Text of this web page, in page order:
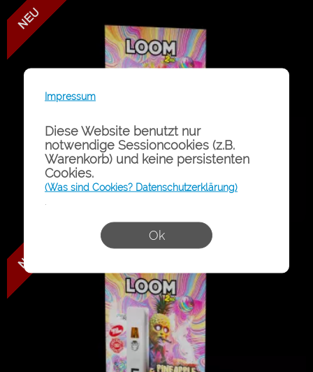
Impressum
Diese Website benutzt nur
notwendige Sessioncookies (z.B.
Warenkorb) und keine persistenten
Cookies.
(Was sind Cookies? Datenschutzerklärung)
Ok
LOOM - Pineapple Kush - DNT-9